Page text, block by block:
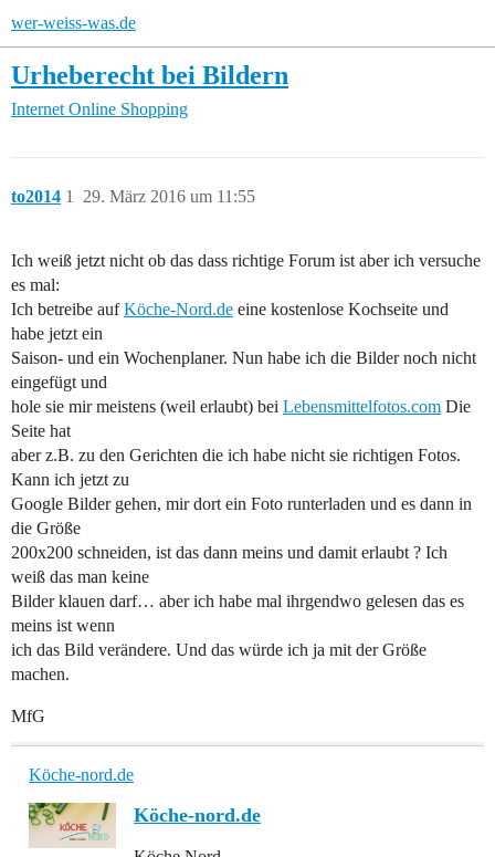
wer-weiss-was.de
Urheberecht bei Bildern
Internet Online Shopping
to2014 29. März 2016 um 11:55
1
Ich weiß jetzt nicht ob das dass richtige Forum ist aber ich versuche
es mal:
Ich betreibe aufKöche-Nord.de eine kostenlose Kochseite und
habe jetzt ein
Saison- und ein Wochenplaner. Nun habe ich die Bilder noch nicht
eingefügt und
hole sie mir meistens (weil erlaubt) bei Lebensmittelfotos.com Die
Seite hat
aber z.B. zu den Gerichten die ich habe nicht sie richtigen Fotos.
Kann ich jetzt zu
Google Bilder gehen, mir dort ein Foto runterladen und es dann in
die Größe
200x200 schneiden, ist das dann meins und damit erlaubt ? Ich
weiß das man keine
Bilder klauen darf… aber ich habe mal ihrgendwo gelesen das es
meins ist wenn
ich das Bild verändere. Und das würde ich ja mit der Größe
machen.
MfG
Köche-nord.de
Köche-nord.de